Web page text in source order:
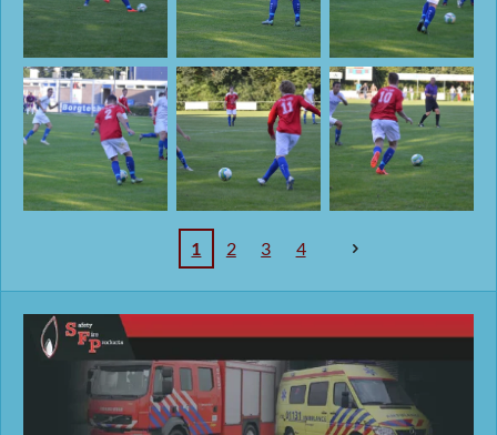
1 2 3 4